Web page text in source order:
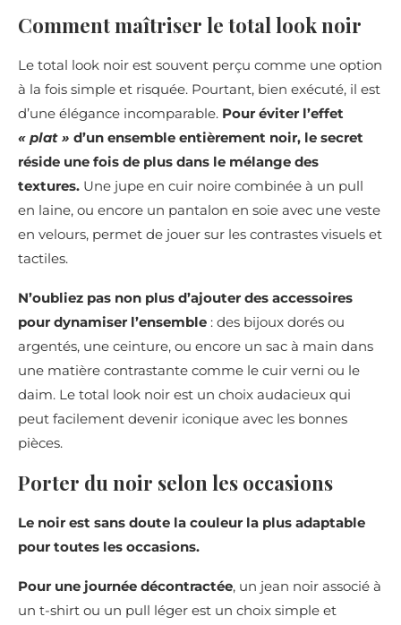
Comment maîtriser le total look noir
Le total look noir est souvent perçu comme une option
à la fois simple et risquée. Pourtant, bien exécuté, il est
d’une élégance incomparable. Pour éviter l’effet
« plat » d’un ensemble entièrement noir, le secret
réside une fois de plus dans le mélange des
textures. Une jupe en cuir noire combinée à un pull
en laine, ou encore un pantalon en soie avec une veste
en velours, permet de jouer sur les contrastes visuels et
tactiles.
N’oubliez pas non plus d’ajouter des accessoires
pour dynamiser l’ensemble : des bijoux dorés ou
argentés, une ceinture, ou encore un sac à main dans
une matière contrastante comme le cuir verni ou le
daim. Le total look noir est un choix audacieux qui
peut facilement devenir iconique avec les bonnes
pièces.
Porter du noir selon les occasions
Le noir est sans doute la couleur la plus adaptable
pour toutes les occasions.
Pour une journée décontractée, un jean noir associé à
un t-shirt ou un pull léger est un choix simple et